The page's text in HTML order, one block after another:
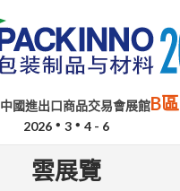
中國進出口商品交易會展館B區
2026 3 4 - 6
雲展覽